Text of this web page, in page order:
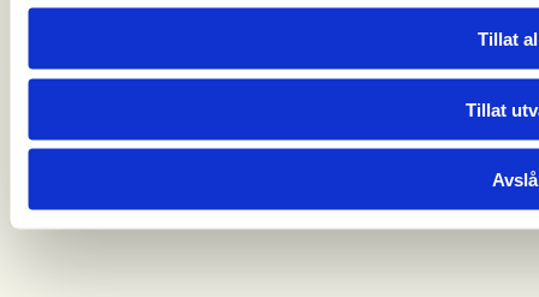
Tillat
Tillat
Avslå